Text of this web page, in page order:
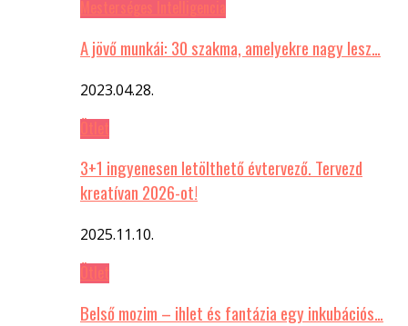
A jövő munkái: 30 szakma, amelyekre nagy lesz…
2023.04.28.
3+1 ingyenesen letölthető évtervező. Tervezd
kreatívan 2026-ot!
2025.11.10.
Belső mozim – ihlet és fantázia egy inkubációs…